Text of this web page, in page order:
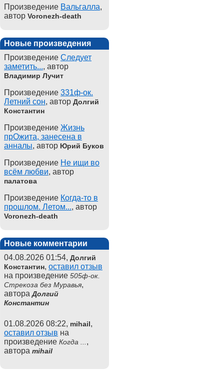
Произведение Вальгалла,
автор Voronezh-death
Новые произведения
Произведение Следует
заметить..., автор
Владимир Лучит
Произведение 331ф-ок.
Летний сон, автор Долгий
Константин
Произведение Жизнь
прОжита, занесена в
анналы, автор Юрий Буков
Произведение Не ищи во
всём любви, автор
палатова
Произведение Когда-то в
прошлом. Летом..., автор
Voronezh-death
Новые комментарии
04.08.2026 01:54, Долгий
Константин, оставил отзыв
на произведение 505ф-ок.
Стрекоза без Муравья,
автораДолгий
Константин
01.08.2026 08:22, mihail,
оставил отзыв на
произведение Когда ... ,
автора mihail